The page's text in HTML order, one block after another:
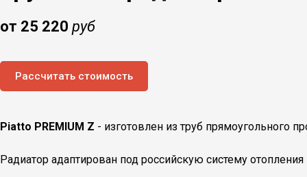
от 25 220 руб
Рассчитать стоимость
Piatto PREMIUM Z - изготовлен из труб прямоугольного
Радиатор адаптирован под российскую систему